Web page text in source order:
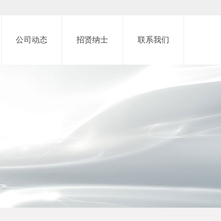
公司动态 招贤纳士 联系我们